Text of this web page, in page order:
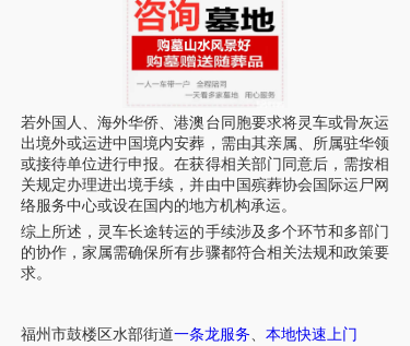
若外国人、海外华侨、港澳台同胞要求将灵车或骨灰运
出境外或运进中国境内安葬，需由其亲属、所属驻华领
或接待单位进行申报。在获得相关部门同意后，需按相
关规定办理进出境手续，并由中国殡葬协会国际运尸网
络服务中心或设在国内的地方机构承运。
综上所述， 灵车长途转运的手续涉及多个环节和多部门
的协作，家属需确保所有步骤都符合相关法规和政策要
求。
福州 市鼓楼区水部街道一条龙服务、 本地快速上门